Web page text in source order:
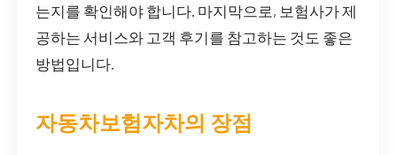
는지를 확인해야 합니다. 마지막으로, 보험사가 제
공하는 서비스와 고객 후기를 참고하는 것도 좋은
방법입니다.
자동차보험자차의 장점